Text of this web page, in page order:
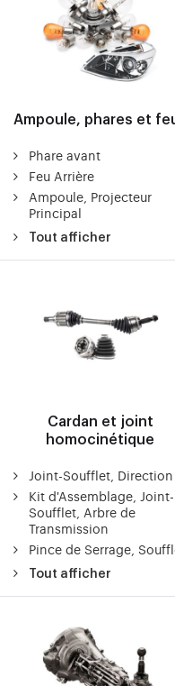
Ampoule, phares et
Phare avant
Feu Arrière
Ampoule, Projecteur
Principal
Tout afficher
Cardan et joint
homocinétique
Joint-Soufflet, Direction
Kit d'Assemblage, Joint-
Soufflet, Arbre de
Transmission
Pince de Serrage,
Tout afficher